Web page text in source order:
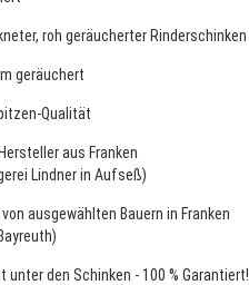
roh geräucherter Rinderschinken
geräuchert
Qualität
aus Franken
Lindner in Aufseß)
ausgewählten Bauern in Franken
unter den Schinken - 100 % Garantiert!